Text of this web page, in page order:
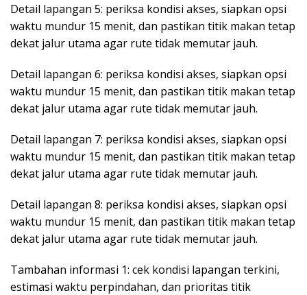
Detail lapangan 5: periksa kondisi akses, siapkan opsi
waktu mundur 15 menit, dan pastikan titik makan tetap
dekat jalur utama agar rute tidak memutar jauh.
Detail lapangan 6: periksa kondisi akses, siapkan opsi
waktu mundur 15 menit, dan pastikan titik makan tetap
dekat jalur utama agar rute tidak memutar jauh.
Detail lapangan 7: periksa kondisi akses, siapkan opsi
waktu mundur 15 menit, dan pastikan titik makan tetap
dekat jalur utama agar rute tidak memutar jauh.
Detail lapangan 8: periksa kondisi akses, siapkan opsi
waktu mundur 15 menit, dan pastikan titik makan tetap
dekat jalur utama agar rute tidak memutar jauh.
Tambahan informasi 1: cek kondisi lapangan terkini,
estimasi waktu perpindahan, dan prioritas titik